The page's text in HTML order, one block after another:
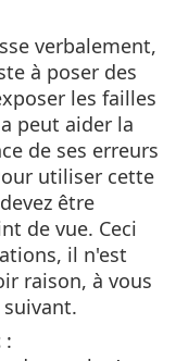
verbalement,
à poser des
les failles
peut aider la
de ses erreurs
utiliser cette
être
de vue. Ceci
il n'est
raison, à vous
: